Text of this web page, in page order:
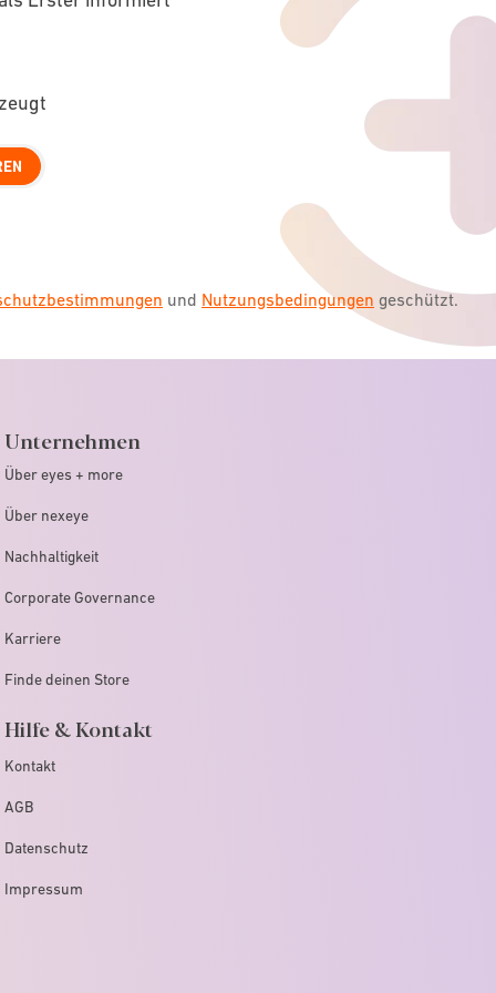
und Nutzungsbedingungen geschützt.
Unternehmen
Über eyes + more
Über nexeye
Nachhaltigkeit
Corporate Governance
Karriere
Finde deinen Store
Hilfe & Kontakt
Kontakt
AGB
Datenschutz
Impressum